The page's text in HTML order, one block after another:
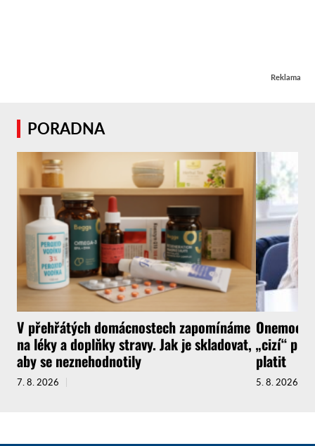
Reklama
PORADNA
V přehřátých domácnostech zapomínáme
na léky a doplňky stravy. Jak je skladovat,
aby se neznehodnotily
7. 8. 2026
„cizí“
platit
5. 8. 2026